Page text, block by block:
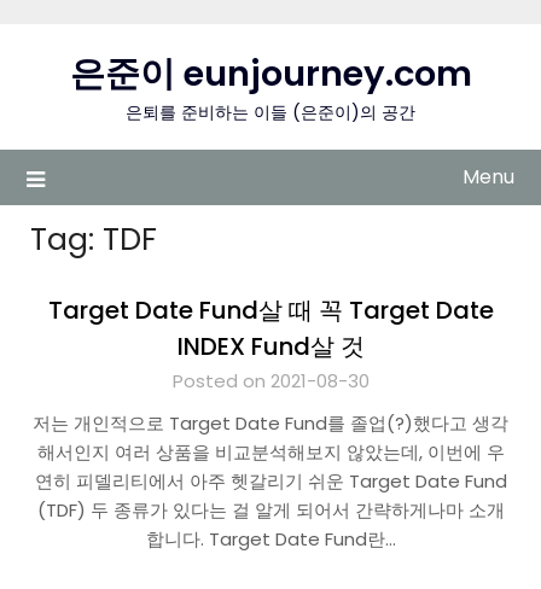
content은준이 eunjourney.com
은퇴를 준비하는 이들 (은준이)의 공간
Menu
Tag: TDF
Target Date Fund살 때 꼭 Target Date
INDEX Fund살 것
Posted on 2021-08-30
저는 개인적으로 Target Date Fund를 졸업(?)했다고 생각
해서인지 여러 상품을 비교분석해보지 않았는데, 이번에 우
연히 피델리티에서 아주 헷갈리기 쉬운 Target Date Fund
(TDF) 두 종류가 있다는 걸 알게 되어서 간략하게나마 소개
합니다. Target Date Fund란…